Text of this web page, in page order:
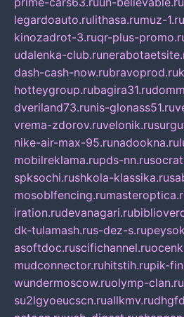
legardoauto.rulithasa.rumuz-1.ru
kinozadrot-3.ruqr-plus-
udalenka-club.ru
dash-cash-now.rubravoprod.ru
hotteygroup.rubagira31.ru
dveriland73.runis-glonass51.ru
vrema-zdorov.ruvelonik.ru
nike-air-max-95.runadookna.ru
mobilreklama.rupds-nn.ru
spksochi.rushkola-klassika.ru
mosoblfencing.ru
iration.rudevanagari.ru
dk-tulamash.rus-dez-s.ru
asoftdoc.ruscifichannel.ru
mudconnector.ruhitstih.rupik-
wundermoscow.ruolymp-clan.ru
su2lgyoeucscn.ruallkmv.ru